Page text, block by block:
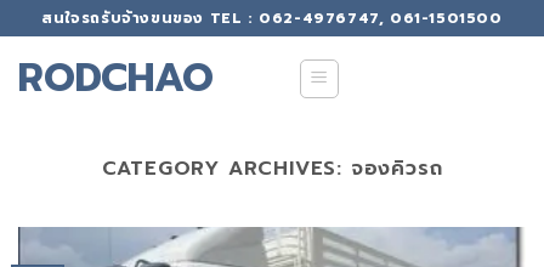
to
content
สนใจรถรับจ้างขนของ TEL : 062-4976747, 061-1501500
RODCHAO
CATEGORY ARCHIVES: จองคิวรถ